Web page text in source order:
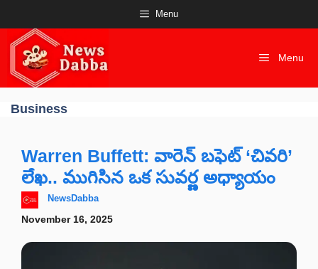
to
content
Menu
Menu
Business
Warren Buffett: వారెన్ బఫెట్ ‘చివరి’
లేఖ.. ముగిసిన ఒక సువర్ణ అధ్యాయం
NewsDabba
November 16, 2025